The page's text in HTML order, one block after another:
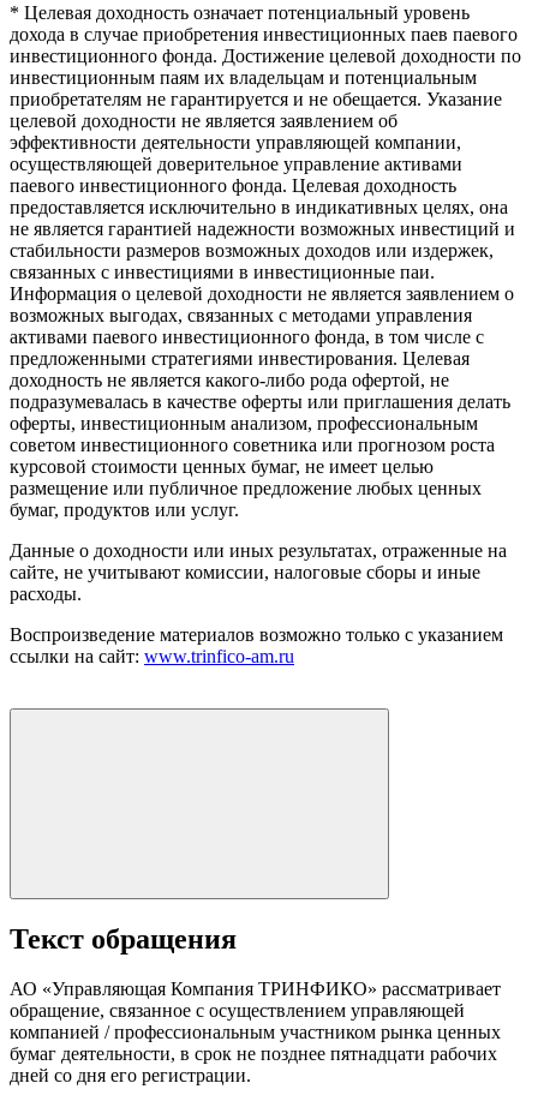
* Целевая доходность означает потенциальный уровень
дохода в случае приобретения инвестиционных паев паевого
инвестиционного фонда. Достижение целевой доходности по
инвестиционным паям их владельцам и потенциальным
приобретателям не гарантируется и не обещается. Указание
целевой доходности не является заявлением об
эффективности деятельности управляющей компании,
осуществляющей доверительное управление активами
паевого инвестиционного фонда. Целевая доходность
предоставляется исключительно в индикативных целях, она
не является гарантией надежности возможных инвестиций и
стабильности размеров возможных доходов или издержек,
связанных с инвестициями в инвестиционные паи.
Информация о целевой доходности не является заявлением о
возможных выгодах, связанных с методами управления
активами паевого инвестиционного фонда, в том числе с
предложенными стратегиями инвестирования. Целевая
доходность не является какого-либо рода офертой, не
подразумевалась в качестве оферты или приглашения делать
оферты, инвестиционным анализом, профессиональным
советом инвестиционного советника или прогнозом роста
курсовой стоимости ценных бумаг, не имеет целью
размещение или публичное предложение любых ценных
бумаг, продуктов или услуг.
Данные о доходности или иных результатах, отраженные на
сайте, не учитывают комиссии, налоговые сборы и иные
расходы.
Воспроизведение материалов возможно только с указанием
ссылки на сайт: www.trinfico-аm.ru
Текст обращения
АО «Управляющая Компания ТРИНФИКО» рассматривает
обращение, связанное с осуществлением управляющей
компанией / профессиональным участником рынка ценных
бумаг деятельности, в срок не позднее пятнадцати рабочих
дней со дня его регистрации.